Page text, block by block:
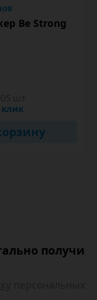
Be Strong
клик
получи